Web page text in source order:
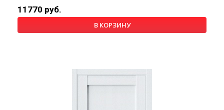
11770 руб.
В КОРЗИНУ